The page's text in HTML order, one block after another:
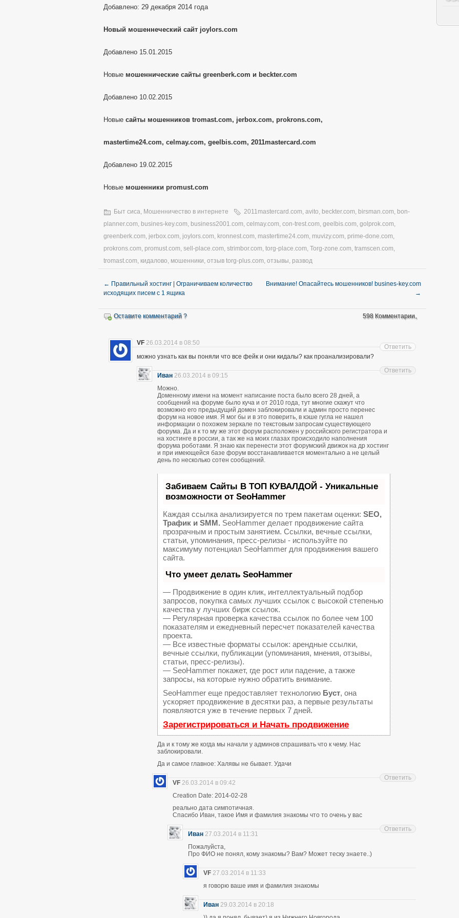
Добавлено: 29 декабря 2014 года
Новый мошеннеческий сайт joylors.com
Добавлено 15.01.2015
Новые мошеннические сайты greenberk.com и beckter.com
Добавлено 10.02.2015
Новые сайты мошенников tromast.com, jerbox.com, prokrons.com,
mastertime24.com, celmay.com, geelbis.com, 2011mastercard.com
Добавлено 19.02.2015
Новые мошенники promust.com
Быт сиса, Мошенничество в интернете 2011mastercard.com, avito, beckter.com, birsman.com, bon-
planner.com, busines-key.com, business2001.com, celmay.com, con-trest.com, geelbis.com, golprok.com,
greenberk.com, jerbox.com, joylors.com, kronnest.com, mastertime24.com, muvizy.com, prime-done.com,
prokrons.com, promust.com, sell-place.com, strimbor.com, torg-place.com, Torg-zone.com, tramscen.com,
tromast.com, кидалово, мошенники, отзыв torg-plus.com, отзывы, развод
← Правильный хостинг | Ограничиваем количество
исходящих писем с 1 ящика
Внимание! Опасайтесь мошенников! busines-key.com
→
Оставите комментарий ? 598 Комментарии。
VF 26.03.2014 в 08:50
можно узнать как вы поняли что все фейк и они кидалы? как проанализировали?
Ответить
Иван 26.03.2014 в 09:15
Можно.
Доменному имени на момент написание поста было всего 28 дней, а
сообщений на форуме было куча и от 2010 года, тут многие скажут что
возможно его предыдущий домен заблокировали и админ просто перенес
форум на новое имя. Я мог бы и в это поверить, в кэше гугла не нашел
информации о похожем зеркале по текстовым запросам существующего
форума. Да и к то му же этот форум расположен у российского регистратора и
на хостинге в россии, а так же на моих глазах происходило наполнения
форума роботами. Я знаю как перенести этот форумский движок на др хостинг
и при имеющейся базе форум восстанавливается моментально а не целый
день по несколько сотен сообщений.
Забиваем Сайты В ТОП КУВАЛДОЙ - Уникальные
возможности от SeoHammer
Каждая ссылка анализируется по трем пакетам оценки: SEO,
Трафик и SMM. SeoHammer делает продвижение сайта
прозрачным и простым занятием. Ссылки, вечные ссылки,
статьи, упоминания, пресс-релизы - используйте по
максимуму потенциал SeoHammer для продвижения вашего
сайта.
Что умеет делать SeoHammer
— Продвижение в один клик, интеллектуальный подбор
запросов, покупка самых лучших ссылок с высокой степенью
качества у лучших бирж ссылок.
— Регулярная проверка качества ссылок по более чем 100
показателям и ежедневный пересчет показателей качества
проекта.
— Все известные форматы ссылок: арендные ссылки,
вечные ссылки, публикации (упоминания, мнения, отзывы,
статьи, пресс-релизы).
— SeoHammer покажет, где рост или падение, а также
запросы, на которые нужно обратить внимание.
SeoHammer еще предоставляет технологию Буст, она
ускоряет продвижение в десятки раз, а первые результаты
появляются уже в течение первых 7 дней.
Зарегистрироваться и Начать продвижение
Да и к тому же когда мы начали у админов спрашивать что к чему. Нас
заблокировали.
Да и самое главное: Халявы не бывает. Удачи
Ответить
VF 26.03.2014 в 09:42
Creation Date: 2014-02-28
реально дата симпотичная.
Спасибо Иван, такое Имя и фамилия знакомы что то очень у вас
Ответить
Иван 27.03.2014 в 11:31
Пожалуйста,
Про ФИО не понял, кому знакомы? Вам? Может теску знаете..)
Ответить
VF 27.03.2014 в 11:33
я говорю ваше имя и фамилия знакомы
Иван 29.03.2014 в 20:18